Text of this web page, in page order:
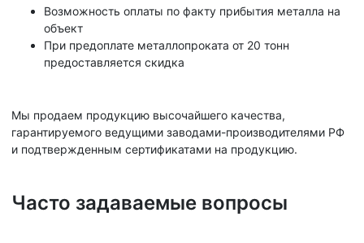
Возможность оплаты по факту прибытия металла на
объект
При предоплате металлопроката от 20 тонн
предоставляется скидка
Мы продаем продукцию высочайшего качества,
гарантируемого ведущими заводами-производителями РФ
и подтвержденным сертификатами на продукцию.
Часто задаваемые вопросы